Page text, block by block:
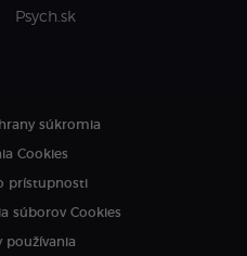
Psych.sk
súkromia
Cookies
prístupnosti
súborov Cookies
používania